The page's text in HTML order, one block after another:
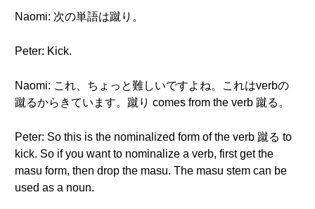
Naomi: 次の単語は蹴り。
Peter: Kick.
Naomi: これ、ちょっと難しいですよね。これはverbの
蹴るからきています。蹴り comes from the verb 蹴る。
Peter: So this is the nominalized form of the verb 蹴る to
kick. So if you want to nominalize a verb, first get the
masu form, then drop the masu. The masu stem can be
used as a noun.